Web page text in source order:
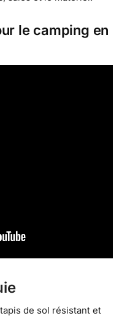
le camping en
de sol résistant et